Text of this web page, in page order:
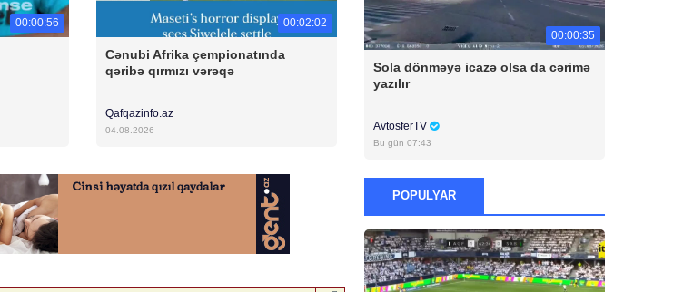
00:00:56 00:02:02
Cənubi Afrika çempionatında
qəribə qırmızı vərəqə
Qafqazinfo.az
04.08.2026
00:00:35
Sola dönməyə icazə olsa da cərimə
yazılır
AvtosferTV
Bu gün 07:43
POPULYAR